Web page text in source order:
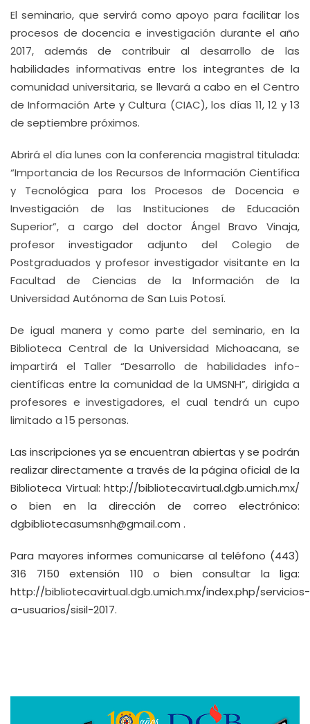
El seminario, que servirá como apoyo para facilitar los
procesos de docencia e investigación durante el año
2017, además de contribuir al desarrollo de las
habilidades informativas entre los integrantes de la
comunidad universitaria, se llevará a cabo en el Centro
de Información Arte y Cultura (CIAC), los días 11, 12 y 13
de septiembre próximos.
Abrirá el día lunes con la conferencia magistral titulada:
“Importancia de los Recursos de Información Científica
y Tecnológica para los Procesos de Docencia e
Investigación de las Instituciones de Educación
Superior”, a cargo del doctor Ángel Bravo Vinaja,
profesor investigador adjunto del Colegio de
Postgraduados y profesor investigador visitante en la
Facultad de Ciencias de la Información de la
Universidad Autónoma de San Luis Potosí.
De igual manera y como parte del seminario, en la
Biblioteca Central de la Universidad Michoacana, se
impartirá el Taller “Desarrollo de habilidades info-
científicas entre la comunidad de la UMSNH”, dirigida a
profesores e investigadores, el cual tendrá un cupo
limitado a 15 personas.
Las inscripciones ya se encuentran abiertas y se podrán
realizar directamente a través de la página oficial de la
Biblioteca Virtual: http://bibliotecavirtual.dgb.umich.mx/
o bien en la dirección de correo electrónico:
dgbibliotecasumsnh@gmail.com .
Para mayores informes comunicarse al teléfono (443)
316 7150 extensión 110 o bien consultar la liga:
http://bibliotecavirtual.dgb.umich.mx/index.php/servicios-
a-usuarios/sisil-2017.